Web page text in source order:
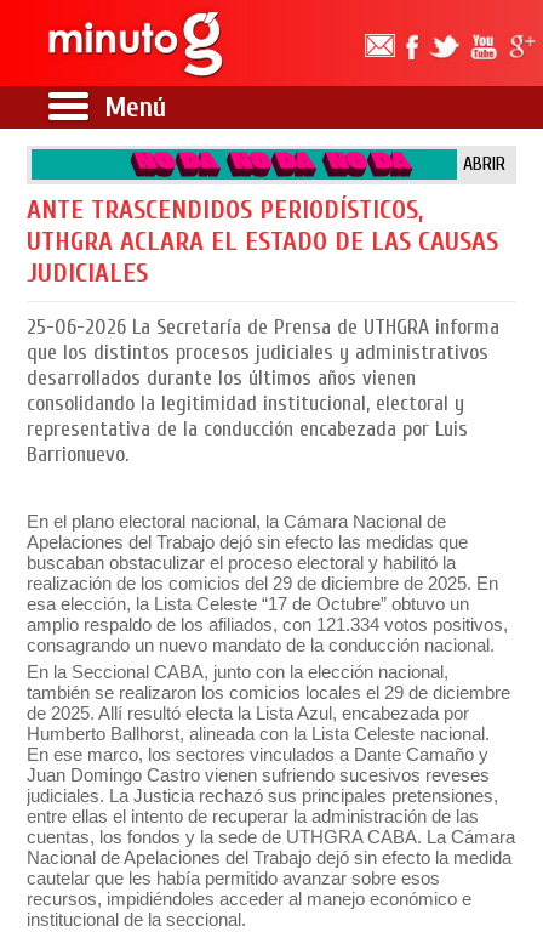
Menú
ABRIR
ANTE TRASCENDIDOS PERIODÍSTICOS,
UTHGRA ACLARA EL ESTADO DE LAS CAUSAS
JUDICIALES
25-06-2026 La Secretaría de Prensa de UTHGRA informa
que los distintos procesos judiciales y administrativos
desarrollados durante los últimos años vienen
consolidando la legitimidad institucional, electoral y
representativa de la conducción encabezada por Luis
Barrionuevo.
En el plano electoral nacional, la Cámara Nacional de
Apelaciones del Trabajo dejó sin efecto las medidas que
buscaban obstaculizar el proceso electoral y habilitó la
realización de los comicios del 29 de diciembre de 2025. En
esa elección, la Lista Celeste “17 de Octubre” obtuvo un
amplio respaldo de los afiliados, con 121.334 votos positivos,
consagrando un nuevo mandato de la conducción nacional.
En la Seccional CABA, junto con la elección nacional,
también se realizaron los comicios locales el 29 de diciembre
de 2025. Allí resultó electa la Lista Azul, encabezada por
Humberto Ballhorst, alineada con la Lista Celeste nacional.
En ese marco, los sectores vinculados a Dante Camaño y
Juan Domingo Castro vienen sufriendo sucesivos reveses
judiciales. La Justicia rechazó sus principales pretensiones,
entre ellas el intento de recuperar la administración de las
cuentas, los fondos y la sede de UTHGRA CABA. La Cámara
Nacional de Apelaciones del Trabajo dejó sin efecto la medida
cautelar que les había permitido avanzar sobre esos
recursos, impidiéndoles acceder al manejo económico e
institucional de la seccional.